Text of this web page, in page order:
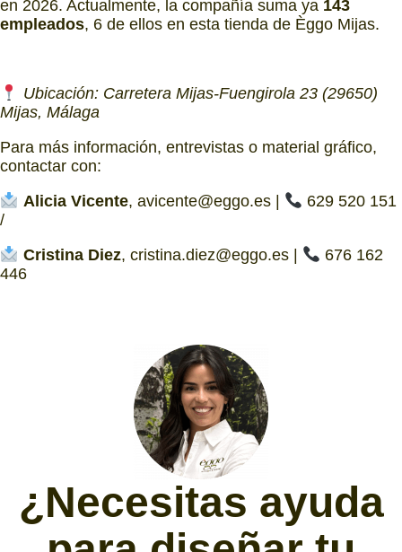
en 2026. Actualmente, la compañía suma ya 143
empleados, 6 de ellos en esta tienda de Èggo Mijas.
Ubicación: Carretera Mijas-Fuengirola 23 (29650)
Mijas, Málaga
Para más información, entrevistas o material gráfico,
contactar con:
Alicia Vicente, avicente@eggo.es |
629 520 151
/
Cristina Diez, cristina.diez@eggo.es |
676 162
446
¿Necesitas ayuda